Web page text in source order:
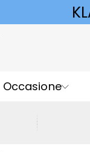
Occasione